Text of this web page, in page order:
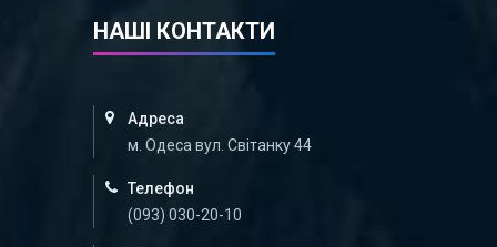
НАШІ КОНТАКТИ
Адреса
м. Одеса вул. Світанку 44
Телефон
(093) 030-20-10